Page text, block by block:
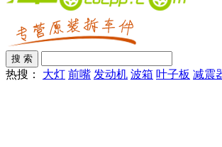
热搜： 大灯 前嘴 发动机 波箱 叶子板 减震